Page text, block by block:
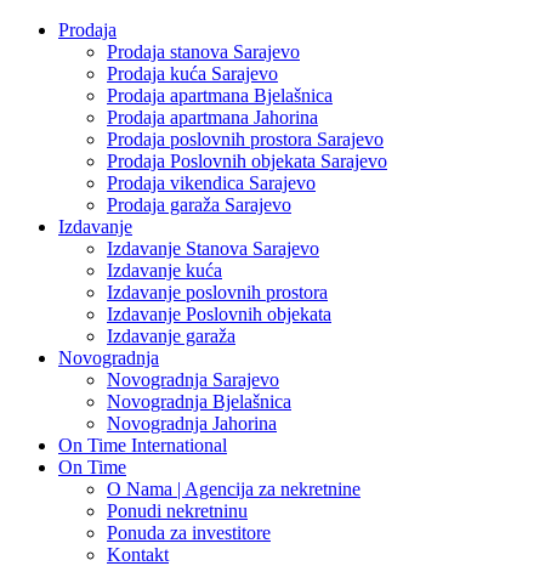
Prodaja
Prodaja stanova Sarajevo
Prodaja kuća Sarajevo
Prodaja apartmana Bjelašnica
Prodaja apartmana Jahorina
Prodaja poslovnih prostora Sarajevo
Prodaja Poslovnih objekata Sarajevo
Prodaja vikendica Sarajevo
Prodaja garaža Sarajevo
Izdavanje
Izdavanje Stanova Sarajevo
Izdavanje kuća
Izdavanje poslovnih prostora
Izdavanje Poslovnih objekata
Izdavanje garaža
Novogradnja
Novogradnja Sarajevo
Novogradnja Bjelašnica
Novogradnja Jahorina
On Time International
On Time
O Nama | Agencija za nekretnine
Ponudi nekretninu
Ponuda za investitore
Kontakt